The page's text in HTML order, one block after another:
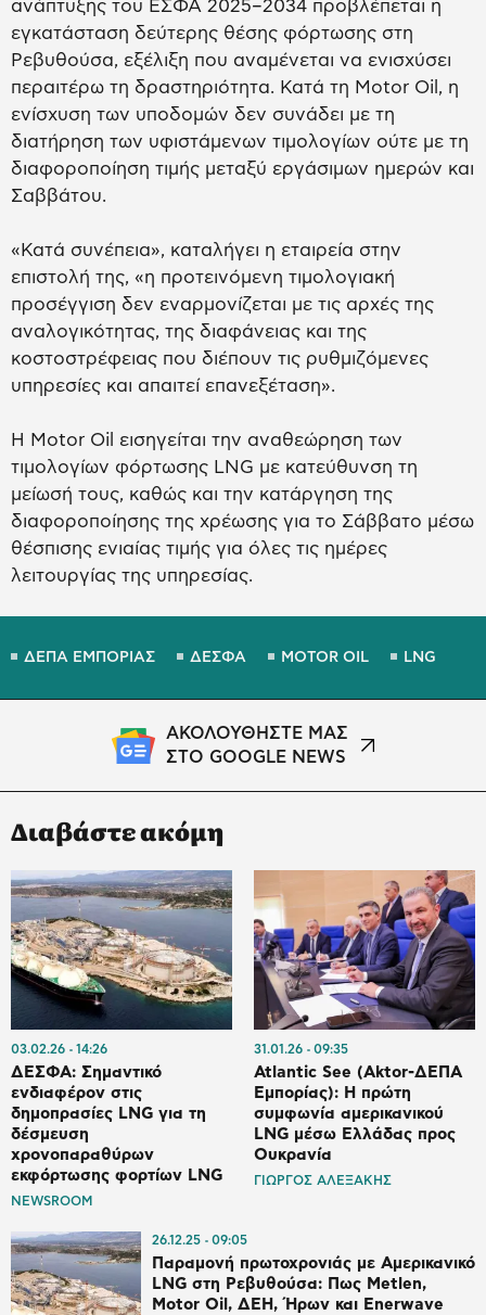
ανάπτυξης του ΕΣΦΑ 2025–2034 προβλέπεται η
εγκατάσταση δεύτερης θέσης φόρτωσης στη
Ρεβυθούσα, εξέλιξη που αναμένεται να ενισχύσει
περαιτέρω τη δραστηριότητα. Κατά τη Motor Oil, η
ενίσχυση των υποδομών δεν συνάδει με τη
διατήρηση των υφιστάμενων τιμολογίων ούτε με τη
διαφοροποίηση τιμής μεταξύ εργάσιμων ημερών και
Σαββάτου.
«Κατά συνέπεια», καταλήγει η εταιρεία στην
επιστολή της, «η προτεινόμενη τιμολογιακή
προσέγγιση δεν εναρμονίζεται με τις αρχές της
αναλογικότητας, της διαφάνειας και της
κοστοστρέφειας που διέπουν τις ρυθμιζόμενες
υπηρεσίες και απαιτεί επανεξέταση».
Η Motor Oil εισηγείται την αναθεώρηση των
τιμολογίων φόρτωσης LNG με κατεύθυνση τη
μείωσή τους, καθώς και την κατάργηση της
διαφοροποίησης της χρέωσης για το Σάββατο μέσω
θέσπισης ενιαίας τιμής για όλες τις ημέρες
λειτουργίας της υπηρεσίας.
ΔΕΠΑ ΕΜΠΟΡΙΑΣ ΔΕΣΦΑ MOTOR OIL LNG
ΑΚΟΛΟΥΘΗΣΤΕ ΜΑΣ
ΣΤΟ GOOGLE NEWS
Διαβάστε ακόμη
03.02.26 14:26
ΔΕΣΦΑ: Σημαντικό
ενδιαφέρον στις
δημοπρασίες LNG για τη
δέσμευση
χρονοπαραθύρων
εκφόρτωσης φορτίων LNG
NEWSROOM
31.01.26 09:35
Atlantic See (Αktor-ΔΕΠΑ
Εμπορίας): Η πρώτη
συμφωνία αμερικανικού
LNG μέσω Ελλάδας προς
Ουκρανία
ΓΙΩΡΓΟΣ ΑΛΕΞΑΚΗΣ
26.12.25 09:05
Παραμονή πρωτοχρονιάς με Αμερικανικό
LNG στη Ρεβυθούσα: Πως Metlen,
Motor Oil, ΔΕΗ, Ήρων και Enerwave